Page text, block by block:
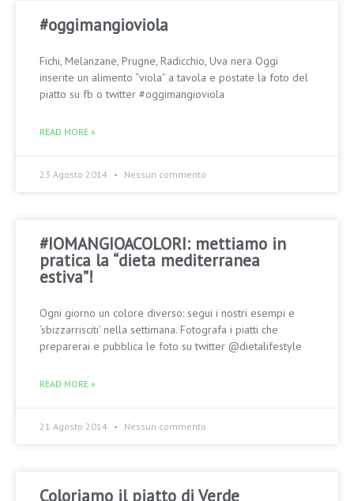
#oggimangioviola
Fichi, Melanzane, Prugne, Radicchio, Uva nera Oggi
inserite un alimento “viola” a tavola e postate la foto del
piatto su fb o twitter #oggimangioviola
READ MORE »
23 Agosto 2014 Nessun commento
#IOMANGIOACOLORI: mettiamo in
pratica la “dieta mediterranea
estiva”!
Ogni giorno un colore diverso: segui i nostri esempi e
‘sbizzarrisciti’ nella settimana. Fotografa i piatti che
preparerai e pubblica le foto su twitter @dietalifestyle
READ MORE »
21 Agosto 2014 Nessun commento
Coloriamo il piatto di Verde